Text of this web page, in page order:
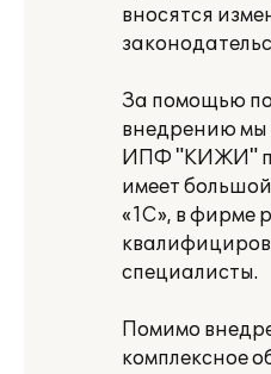
вносятся
За помощью
внедрению
ИПФ "КИЖИ"
имеет
«1С», в фирме
специалисты.
Помимо
комплексное